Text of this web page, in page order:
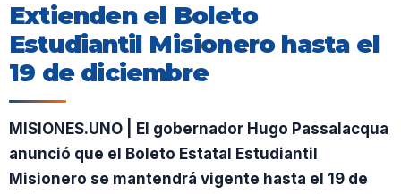
Extienden el Boleto
Estudiantil Misionero hasta el
19 de diciembre
MISIONES.UNO | El gobernador Hugo Passalacqua
anunció que el Boleto Estatal Estudiantil
Misionero se mantendrá vigente hasta el 19 de